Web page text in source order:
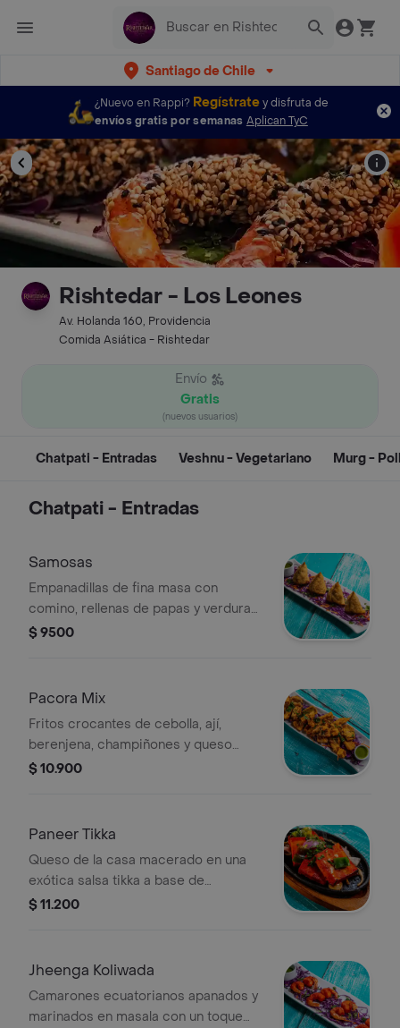
Santiago de Chile
¿Nuevo en Rappi? Regístratey disfruta de
envíos gratis por semanas Aplican TyC
Rishtedar - Los Leones
Av. Holanda 160, Providencia
Comida Asiática - Rishtedar
Envío
Gratis
(nuevos usuarios)
Chatpati - Entradas Veshnu - Vegetariano Murg -
Chatpati - Entradas
Samosas
Empanadillas de fina masa con
comino, rellenas de papas y verduras
con especias indias.
$ 9500
Pacora Mix
Fritos crocantes de cebolla, ají,
berenjena, champiñones y queso
$ 10.900
Paneer Tikka
Queso de la casa macerado en una
exótica salsa tikka a base de
especies indias.
$ 11.200
Jheenga Koliwada
Camarones ecuatorianos apanados y
marinados en masala con un toque